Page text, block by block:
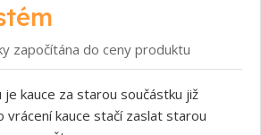
započítána do ceny produktu
je kauce za starou součástku již
vrácení kauce stačí zaslat starou